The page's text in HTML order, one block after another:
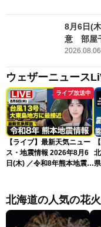
8月6日(
意 部屋
ウェザーニュース
ライブ放送中
【ライブ】最新天気ニュー
ス・地震情報 2026年8月6
日(木) ／令和8年熊本地震情
〈ウェザーニュースLiVEサ
ンシャイン・松本真央／山
口剛央〉
北海道の人気の花